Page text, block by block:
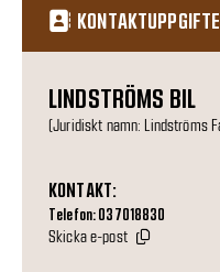
LINDSTRÖMS BIL
(Juridiskt namn: Lindströms
KONTAKT:
Telefon: 037018830
Skicka e-post